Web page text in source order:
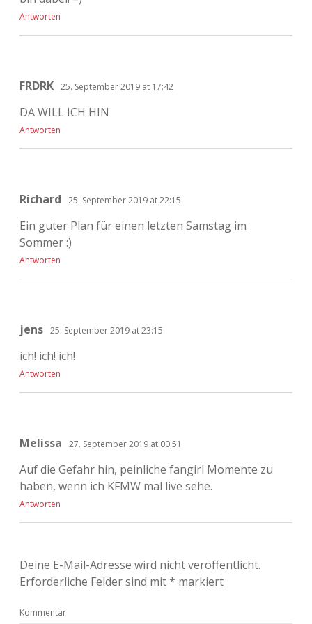
Antworten
FRDRK 25. September 2019 at 17:42
DA WILL ICH HIN
Antworten
Richard 25. September 2019 at 22:15
Ein guter Plan für einen letzten Samstag im
Sommer :)
Antworten
jens 25. September 2019 at 23:15
ich! ich! ich!
Antworten
Melissa 27. September 2019 at 00:51
Auf die Gefahr hin, peinliche fangirl Momente zu
haben, wenn ich KFMW mal live sehe.
Antworten
Deine E-Mail-Adresse wird nicht veröffentlicht.
Erforderliche Felder sind mit* markiert
Kommentar